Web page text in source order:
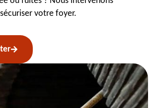
votre foyer.